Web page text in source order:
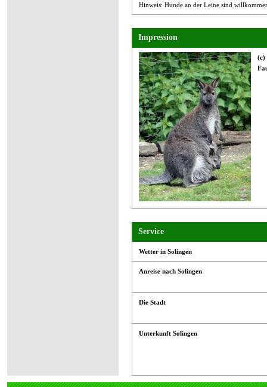
Hinweis: Hunde an der Leine sind
Impression
(c)
Service
Wetter in Solingen
Anreise nach Solingen
Die Stadt
Unterkunft Solingen